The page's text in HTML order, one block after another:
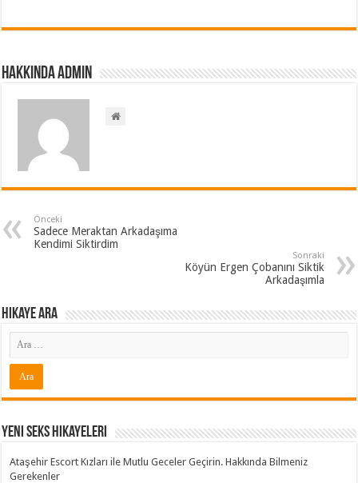
Hakkında admin
Önceki
Sadece Meraktan Arkadaşıma
Kendimi Siktirdim
Sonraki
Köyün Ergen Çobanını Siktik
Arkadaşımla
Hikaye ARA
Yeni Seks Hikayeleri
Ataşehir Escort Kızları ile Mutlu Geceler Geçirin. Hakkında Bilmeniz
Gerekenler